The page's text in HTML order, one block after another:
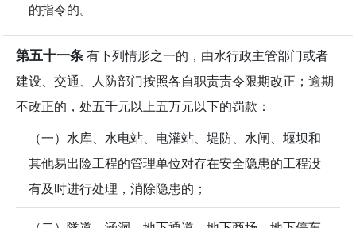
的指令的。
第五十一条有下列情形之一的，由水行政主管部门或者
建设、交通、人防部门按照各自职责责令限期改正；逾期
不改正的，处五千元以上五万元以下的罚款：
（一）水库、水电站、电灌站、堤防、水闸、堰坝和
其他易出险工程的管理单位对存在安全隐患的工程没
有及时进行处理，消除隐患的；